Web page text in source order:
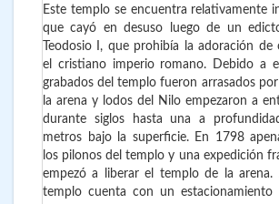
Este templo se encuentra relativamente
que cayó en desuso luego de un
Teodosio I, que prohibía la adoración de
el cristiano imperio romano. Debido a
grabados del templo fueron arrasados
la arena y lodos del Nilo empezaron a
durante siglos hasta una a
metros bajo la superficie. En 1798
los pilonos del templo y una expedición
empezó a liberar el templo de la arena.
templo cuenta con un estacionamiento